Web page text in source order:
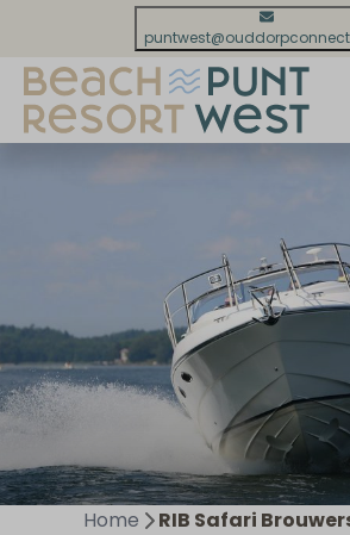
Home RIB Safari